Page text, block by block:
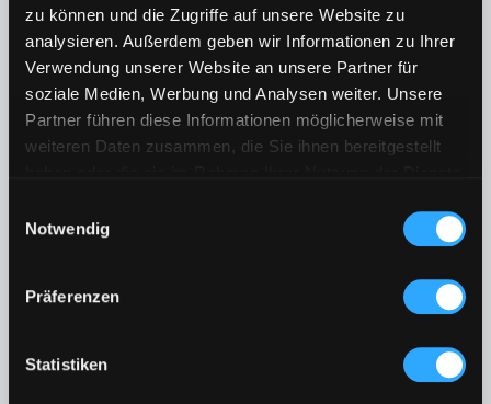
zu können und die Zugriffe auf unsere Website zu
analysieren. Außerdem geben wir Informationen zu Ihrer
Verwendung unserer Website an unsere Partner für
soziale Medien, Werbung und Analysen weiter. Unsere
Partner führen diese Informationen möglicherweise mit
weiteren Daten zusammen, die Sie ihnen bereitgestellt
Notwendig
Präferenzen
Statistiken
28.03.2024 | 21:56 Uhr
Die Ergebnisse vom Wochenende.
Quelle: Facebook